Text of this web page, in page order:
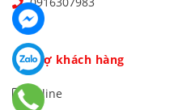
Hỗ trợ khách hàng
Hotline